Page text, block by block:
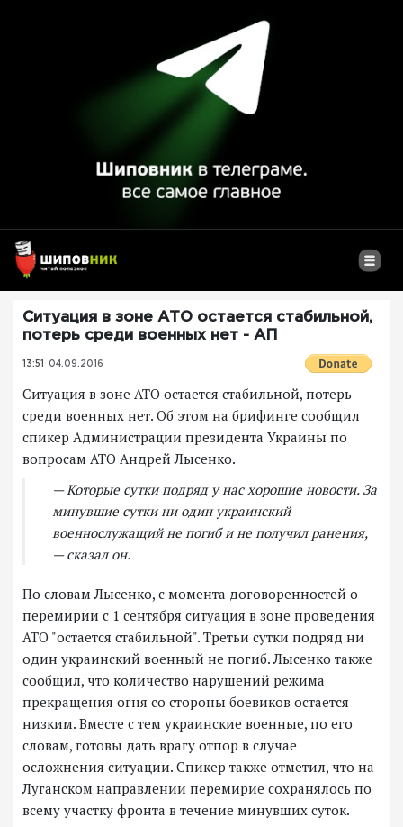
Ситуация в зоне АТО остается стабильной,
потерь среди военных нет - АП
13:51 04.09.2016
Ситуация в зоне АТО остается стабильной, потерь
среди военных нет. Об этом на брифинге сообщил
спикер Администрации президента Украины по
вопросам АТО Андрей Лысенко.
— Которые сутки подряд у нас хорошие новости. За
минувшие сутки ни один украинский
военнослужащий не погиб и не получил ранения,
— сказал он.
По словам Лысенко, с момента договоренностей о
перемирии с 1 сентября ситуация в зоне проведения
АТО "остается стабильной". Третьи сутки подряд ни
один украинский военный не погиб. Лысенко также
сообщил, что количество нарушений режима
прекращения огня со стороны боевиков остается
низким. Вместе с тем украинские военные, по его
словам, готовы дать врагу отпор в случае
осложнения ситуации. Спикер также отметил, что на
Луганском направлении перемирие сохранялось по
всему участку фронта в течение минувших суток.